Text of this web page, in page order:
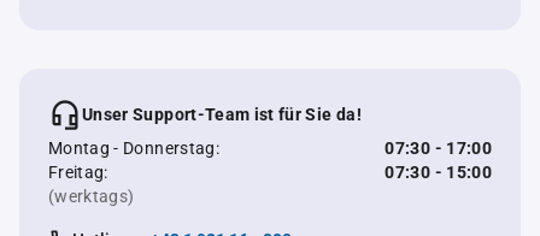
Unser Support-Team ist für Sie da!
Montag - Donnerstag:
07:30 - 17:00
Freitag:
07:30 - 15:00
(werktags)